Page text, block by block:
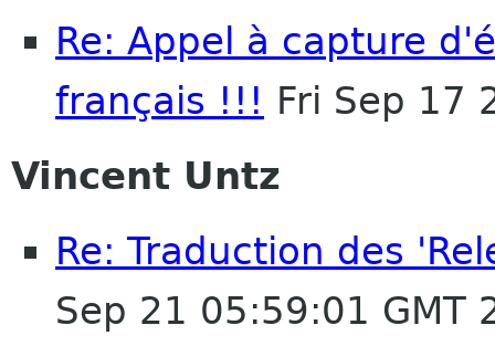
Re: Appel à capture
français !!! Fri Sep 17
Vincent Untz
Re: Traduction des
Sep 21 05:59:01 GMT